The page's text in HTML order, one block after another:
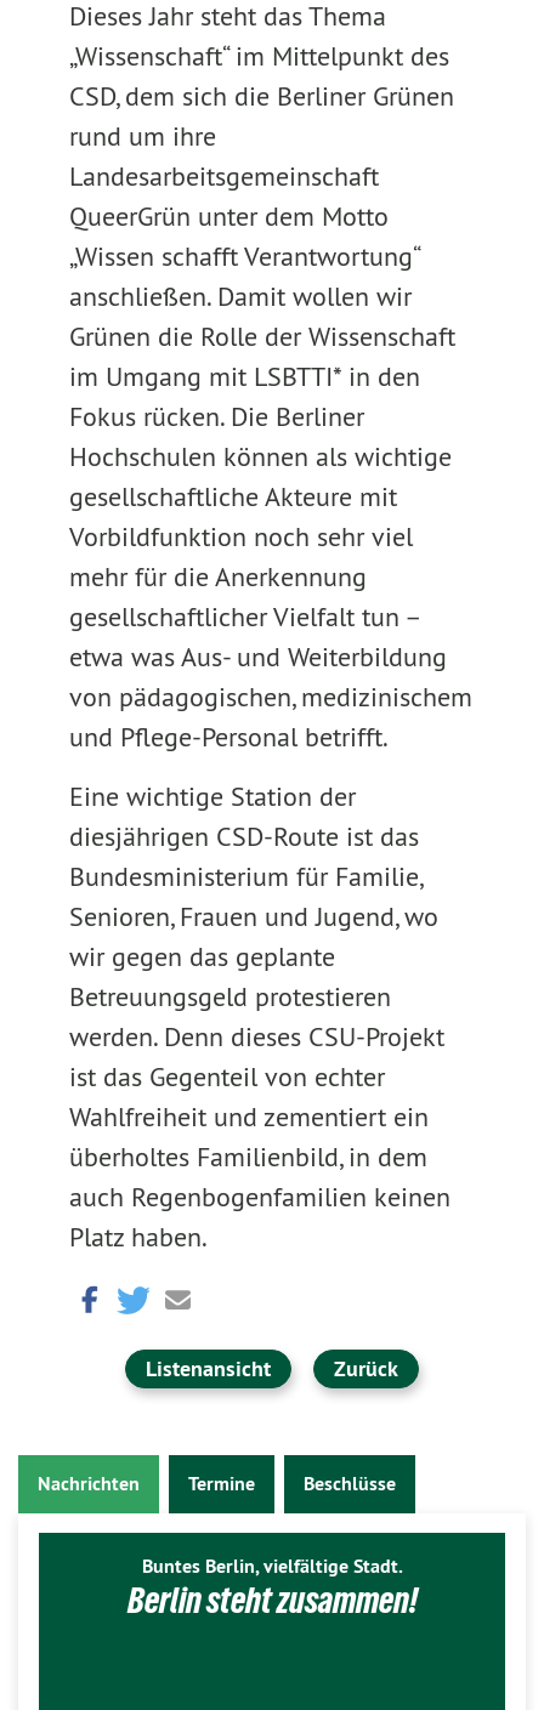
Dieses Jahr steht das Thema
„Wissenschaft“ im Mittelpunkt des
CSD, dem sich die Berliner Grünen
rund um ihre
Landesarbeitsgemeinschaft
QueerGrün unter dem Motto
„Wissen schafft Verantwortung“
anschließen. Damit wollen wir
Grünen die Rolle der Wissenschaft
im Umgang mit LSBTTI* in den
Fokus rücken. Die Berliner
Hochschulen können als wichtige
gesellschaftliche Akteure mit
Vorbildfunktion noch sehr viel
mehr für die Anerkennung
gesellschaftlicher Vielfalt tun –
etwa was Aus- und Weiterbildung
von pädagogischen, medizinischem
und Pflege-Personal betrifft.
Eine wichtige Station der
diesjährigen CSD-Route ist das
Bundesministerium für Familie,
Senioren, Frauen und Jugend, wo
wir gegen das geplante
Betreuungsgeld protestieren
werden. Denn dieses CSU-Projekt
ist das Gegenteil von echter
Wahlfreiheit und zementiert ein
überholtes Familienbild, in dem
auch Regenbogenfamilien keinen
Platz haben.
Listenansicht Zurück
Nachrichten Termine Beschlüsse
Buntes Berlin, vielfältige Stadt.
Berlin steht zusammen!